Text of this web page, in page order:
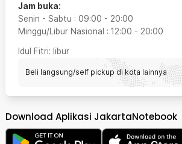
Jam buka:
Senin - Sabtu : 09:00 - 20:00
Minggu/Libur Nasional : 12:00 - 20:00
Idul Fitri: libur
Beli langsung/self pickup di kota lainnya
Download Aplikasi JakartaNotebook